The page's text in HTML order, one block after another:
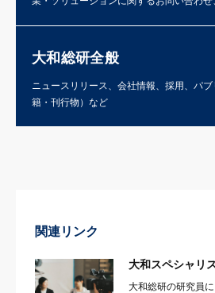
大和総研全般
ニュースリリース、会社情報、採用、パ
籍・刊行物）など
関連リンク
大和スペシャリ
大和総研の研究員